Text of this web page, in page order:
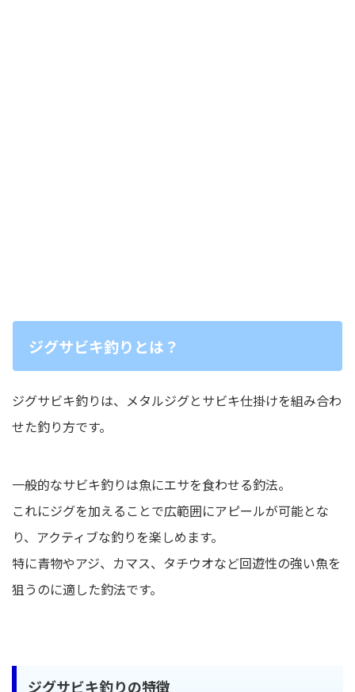
ジグサビキ釣りとは？
ジグサビキ釣りは、メタルジグとサビキ仕掛けを組み合わ
せた釣り方です。
一般的なサビキ釣りは魚にエサを食わせる釣法。
これにジグを加えることで広範囲にアピールが可能とな
り、アクティブな釣りを楽しめます。
特に青物やアジ、カマス、タチウオなど回遊性の強い魚を
狙うのに適した釣法です。
ジグサビキ釣りの特徴